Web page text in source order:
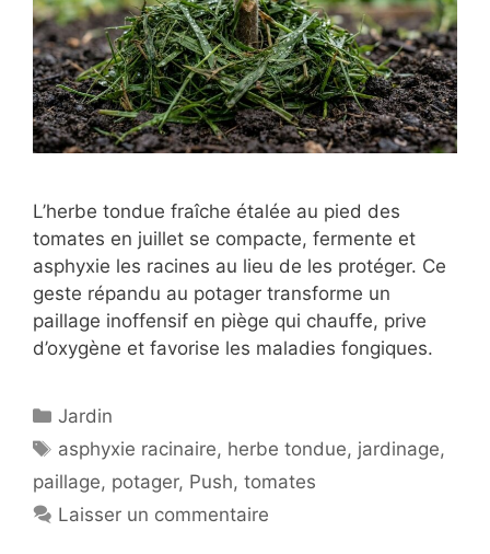
L’herbe tondue fraîche étalée au pied des
tomates en juillet se compacte, fermente et
asphyxie les racines au lieu de les protéger. Ce
geste répandu au potager transforme un
paillage inoffensif en piège qui chauffe, prive
d’oxygène et favorise les maladies fongiques.
Catégories
Jardin
Étiquettes
asphyxie racinaire, herbe tondue, jardinage,
paillage, potager, Push, tomates
Laisser un commentaire